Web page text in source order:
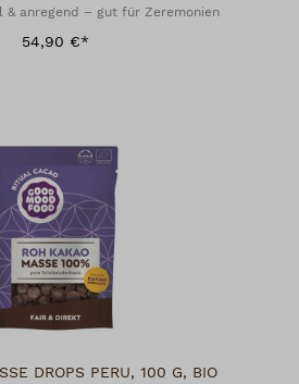
& anregend – gut für Zeremonien
54,90 €*
DROPS PERU, 100 G, BIO